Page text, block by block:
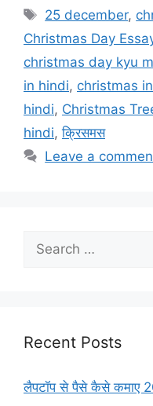
Tags
25 december,
Christmas Day
christmas day kyu
in hindi, christmas
hindi, Christmas
hindi,क्रिसमस
Leave a
for:
Recent Posts
लैपटॉप से पैसे कैसे कमाए